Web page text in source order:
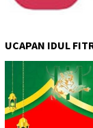
UCAPAN IDUL